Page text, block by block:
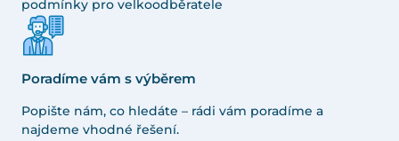
podmínky pro velkoodběratele
Poradíme vám s výběrem
Popište nám, co hledáte – rádi vám poradíme a
najdeme vhodné řešení.